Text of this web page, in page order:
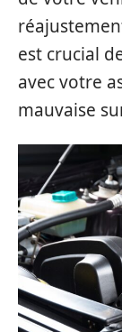
est crucial
avec votre
mauvaise